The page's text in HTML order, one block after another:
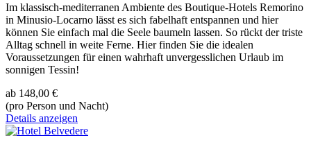
Im klassisch-mediterranen Ambiente des Boutique-Hotels Remorino
in Minusio-Locarno lässt es sich fabelhaft entspannen und hier
können Sie einfach mal die Seele baumeln lassen. So rückt der triste
Alltag schnell in weite Ferne. Hier finden Sie die idealen
Voraussetzungen für einen wahrhaft unvergesslichen Urlaub im
sonnigen Tessin!
ab 148,00 €
(pro Person und Nacht)
Details anzeigen